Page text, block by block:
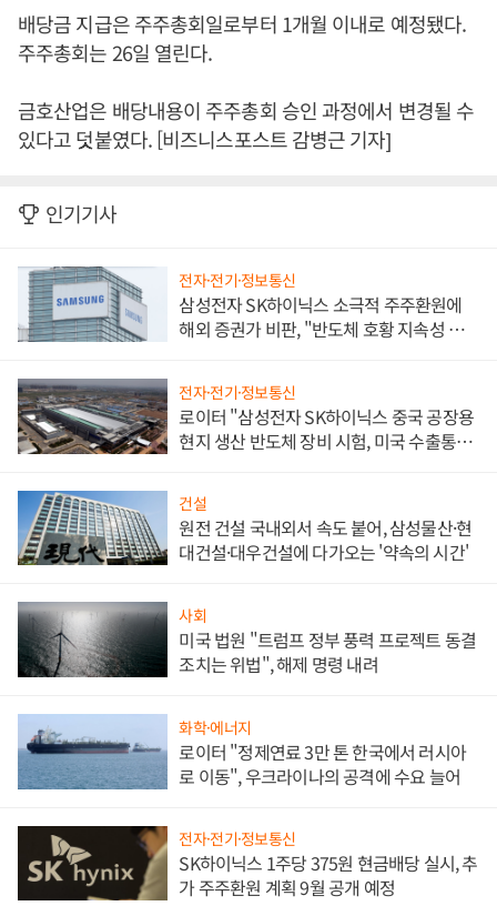
배당금 지급은 주주총회일로부터 1개월 이내로 예정됐다.
주주총회는 26일 열린다.
금호산업은 배당내용이 주주총회 승인 과정에서 변경될 수
있다고 덧붙였다. [비즈니스포스트 감병근 기자]
인기기사
전자·전기·정보통신
삼성전자 SK하이닉스 소극적 주주환원에
해외 증권가 비판, "반도체 호황 지속성 의
전자·전기·정보통신
로이터 "삼성전자 SK하이닉스 중국 공장용
현지 생산 반도체 장비 시험, 미국 수출통제
건설
원전 건설 국내외서 속도 붙어, 삼성물산·현
대건설·대우건설에 다가오는 '약속의 시간'
사회
미국 법원 "트럼프 정부 풍력 프로젝트 동결
조치는 위법", 해제 명령 내려
화학·에너지
로이터 "정제연료 3만 톤 한국에서 러시아
로 이동", 우크라이나의 공격에 수요 늘어
전자·전기·정보통신
SK하이닉스 1주당 375원 현금배당 실시, 추
가 주주환원 계획 9월 공개 예정